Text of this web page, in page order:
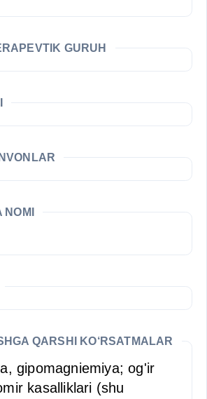
GURUH
NOMI
QARSHI KO‘RSATMALAR
gipomagniemiya; og'ir
kasalliklari (shu